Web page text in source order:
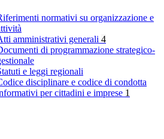
normativi su organizzazione e
amministrativi generali 4
di programmazione strategico-
e leggi regionali
disciplinare e codice di condotta
per cittadini e imprese 1